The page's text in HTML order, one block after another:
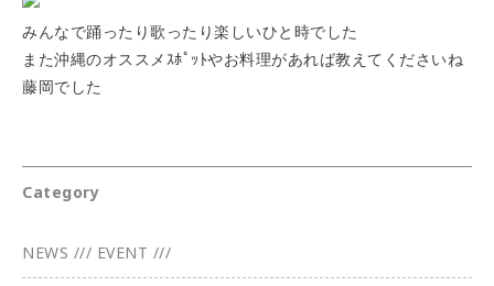
みんなで踊ったり歌ったり楽しいひと時でした
また沖縄のオススメｽﾎﾟｯﾄやお料理があれば教えてくださいね
藤岡でした
Category
NEWS /// EVENT ///